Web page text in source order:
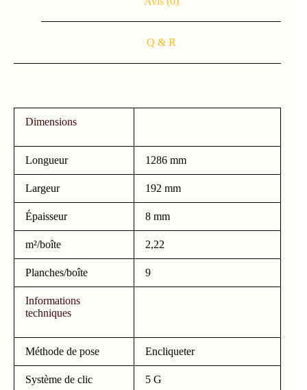
Q & R
Dimensions
Longueur 1286 mm
Largeur 192 mm
Épaisseur 8 mm
m²/boîte 2,22
Planches/boîte 9
Informations
techniques
Méthode de pose Encliqueter
Système de clic 5 G